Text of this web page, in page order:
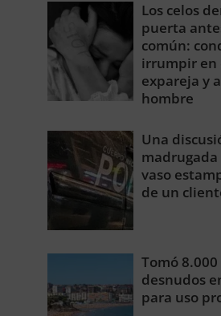
Los celos
puerta
común:
irrumpir en
expareja y
hombre
Una
madrugada
vaso
de un
Tomó
desnudos
para uso